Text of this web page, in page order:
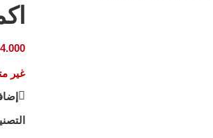
4.000
غير